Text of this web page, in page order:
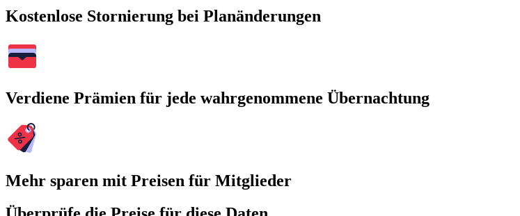
Kostenlose Stornierung bei Planänderungen
Verdiene Prämien für jede wahrgenommene Übernachtung
Mehr sparen mit Preisen für Mitglieder